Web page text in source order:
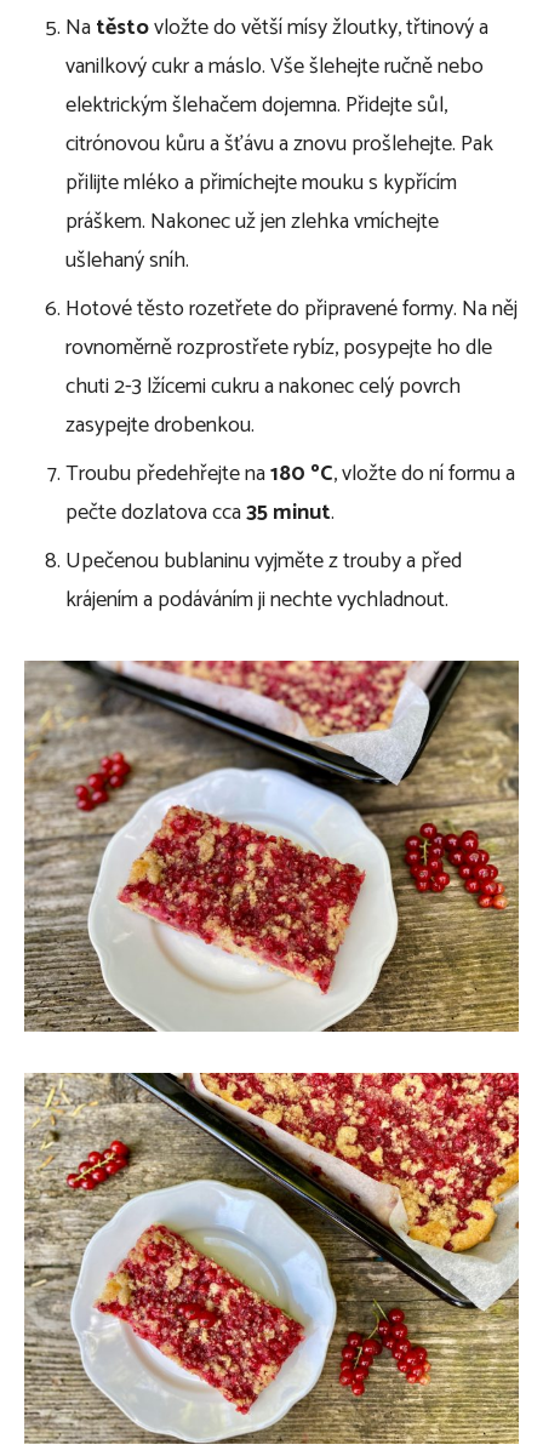
Natěstovložte do větší mísy žloutky, třtinový a
vanilkový cukr a máslo. Vše šlehejte ručně nebo
elektrickým šlehačem dojemna. Přidejte sůl,
citrónovou kůru a šťávu a znovu prošlehejte. Pak
přilijte mléko a přimíchejte mouku s kypřícím
práškem. Nakonec už jen zlehka vmíchejte
ušlehaný sníh.
Hotové těsto rozetřete do připravené formy. Na něj
rovnoměrně rozprostřete rybíz, posypejte ho dle
chuti 2-3 lžícemi cukru a nakonec celý povrch
zasypejte drobenkou.
Troubu předehřejte na180 ºC, vložte do ní formu a
pečte dozlatova cca35 minut.
Upečenou bublaninu vyjměte z trouby a před
krájením a podáváním ji nechte vychladnout.